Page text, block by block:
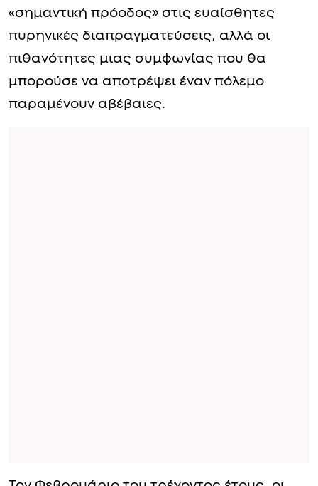
«σημαντική πρόοδος» στις ευαίσθητες
πυρηνικές διαπραγματεύσεις, αλλά οι
πιθανότητες μιας συμφωνίας που θα
μπορούσε να αποτρέψει έναν πόλεμο
παραμένουν αβέβαιες.